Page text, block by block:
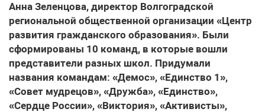
Анна Зеленцова, директор Волгоградской
региональной общественной организации «Центр
развития гражданского образования». Были
сформированы 10 команд, в которые вошли
представители разных школ. Придумали
названия командам: «Демос», «Единство 1»,
«Совет мудрецов», «Дружба», «Единство»,
«Сердце России», «Виктория», «Активисты»,